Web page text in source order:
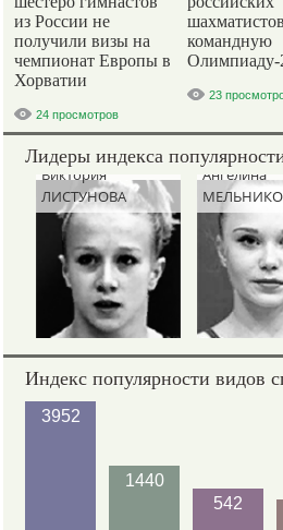
из России не
получили визы на
чемпионат Европы в
Хорватии
24 просмотров
командную
Олимпиаду-
23
Лидеры индекса
Виктория
ЛИСТУНОВА
Ангелина
Индекс популярности видов
3952
1440
542